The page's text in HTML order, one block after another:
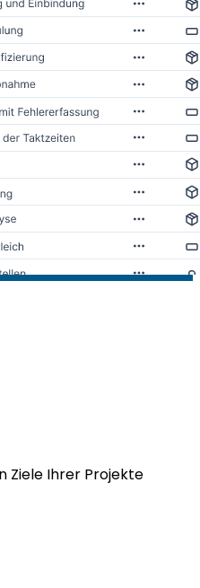
Ziele Ihrer Projekte